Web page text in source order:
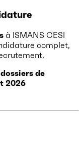
à ISMANS CESI
complet,
de
2026